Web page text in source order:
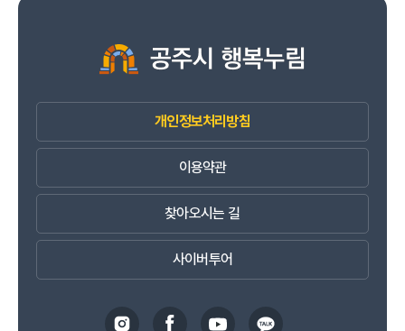
개인정보처리방침
이용약관
찾아오시는 길
사이버투어